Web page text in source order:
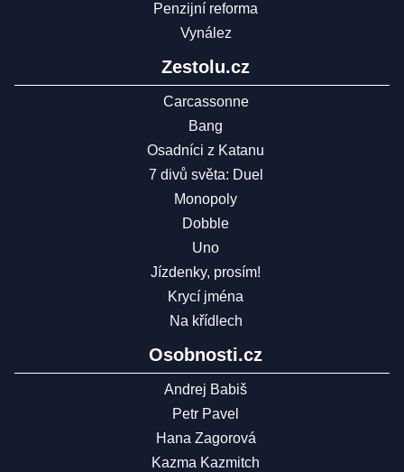
Penzijní reforma
Vynález
Zestolu.cz
Carcassonne
Bang
Osadníci z Katanu
7 divů světa: Duel
Monopoly
Dobble
Uno
Jízdenky, prosím!
Krycí jména
Na křídlech
Osobnosti.cz
Andrej Babiš
Petr Pavel
Hana Zagorová
Kazma Kazmitch